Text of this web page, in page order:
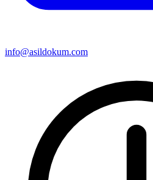
info@asildokum.com